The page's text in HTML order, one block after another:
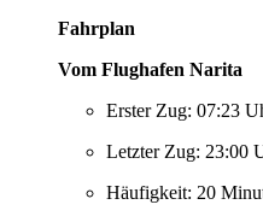
Fahrplan
Vom Flughafen Narita
Erster Zug: 07:23
Letzter Zug: 23:00
Häufigkeit: 20